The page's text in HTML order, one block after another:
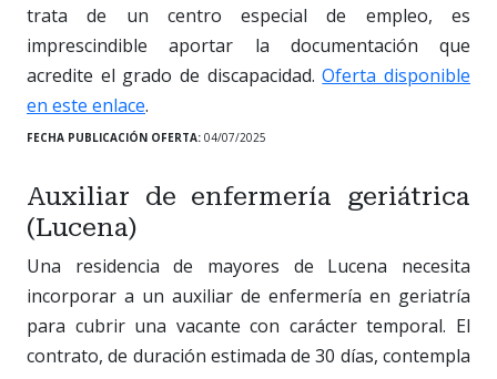
trata de un centro especial de empleo, es
imprescindible aportar la documentación que
acredite el grado de discapacidad.Oferta disponible
en este enlace.
FECHA PUBLICACIÓN OFERTA: 04/07/2025
Auxiliar de enfermería geriátrica
(Lucena)
Una residencia de mayores de Lucena necesita
incorporar a un auxiliar de enfermería en geriatría
para cubrir una vacante con carácter temporal. El
contrato, de duración estimada de 30 días, contempla